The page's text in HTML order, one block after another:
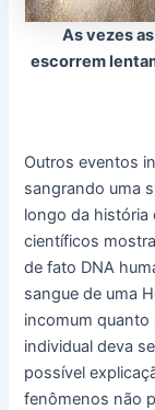
As vezes
escorrem
Outros eventos
sangrando uma
longo da história
científicos
de fato DNA
sangue de uma
incomum quanto
individual deva
possível
fenômenos não